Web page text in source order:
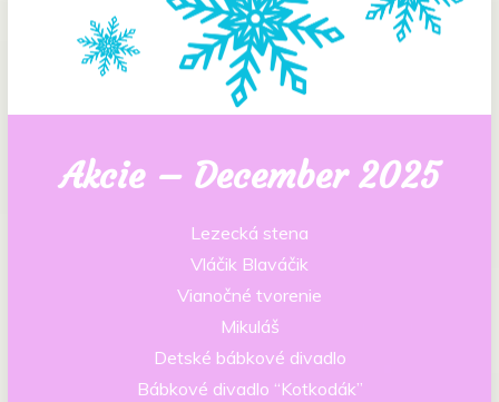
Akcie – December 2025
Lezecká stena
Vláčik Blaváčik
Vianočné tvorenie
Mikuláš
Detské bábkové divadlo
Bábkové divadlo “Kotkodák”